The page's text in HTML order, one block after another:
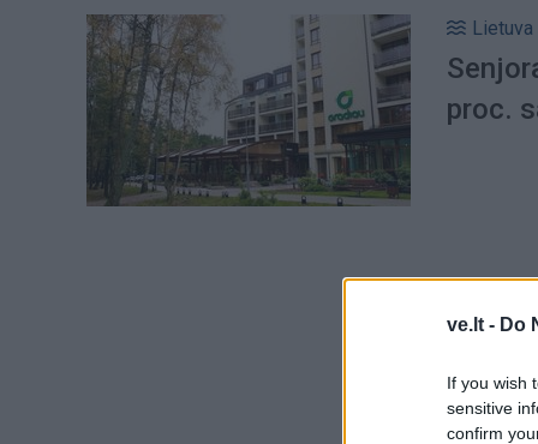
ve.lt - Do
If you wish
sensitive
confirm
Lietuva
proc.